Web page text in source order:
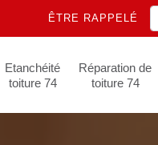
ÊTRE RAPPELÉ
Etanchéité
toiture 74
Réparation de
toiture 74